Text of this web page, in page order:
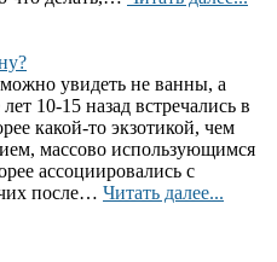
увидеть не ванны, а
10-15 назад встречались в
какой-то экзотикой, чем
массово использующимся
ассоциировались с
после… Читать далее...